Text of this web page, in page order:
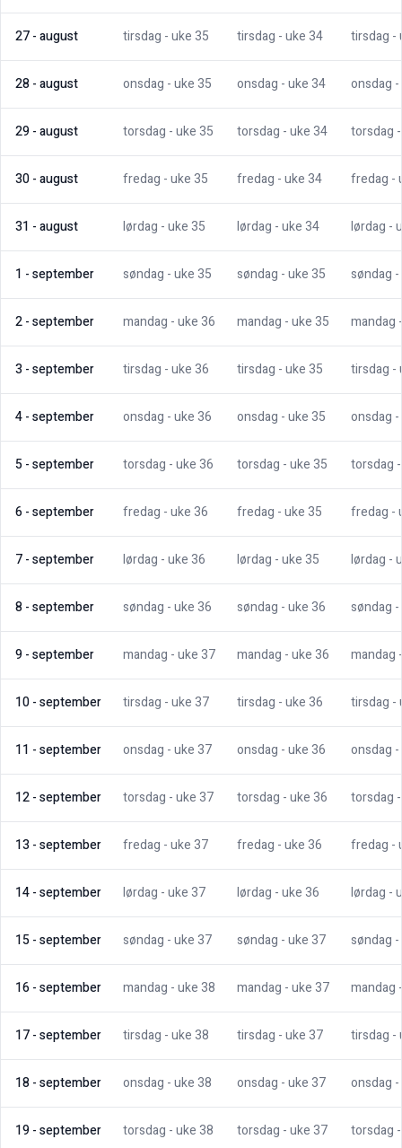
27-august tirsdag - uke35 tirsdag - uke34 tirsdag -
28-august onsdag - uke35 onsdag - uke34 onsdag
29-august torsdag - uke35 torsdag - uke34 torsdag
30-august fredag - uke35 fredag - uke34 fredag -
31 -august lørdag - uke35 lørdag - uke34 lørdag -
1 -september søndag - uke35 søndag - uke35 søndag
2-september mandag - uke36 mandag - uke35 mandag
3 -september tirsdag - uke36 tirsdag - uke35 tirsdag -
4-september onsdag - uke36 onsdag - uke35 onsdag
5-september torsdag - uke36 torsdag - uke35 torsdag
6-september fredag - uke36 fredag - uke35 fredag -
7-september lørdag - uke36 lørdag - uke35 lørdag -
8-september søndag - uke36 søndag - uke36 søndag
9-september mandag - uke37 mandag - uke36 mandag
10-september tirsdag - uke37 tirsdag - uke36 tirsdag -
11 -september onsdag - uke37 onsdag - uke36 onsdag
12-september torsdag - uke37 torsdag - uke36 torsdag
13 -september fredag - uke37 fredag - uke36 fredag -
14-september lørdag - uke37 lørdag - uke36 lørdag -
15-september søndag - uke37 søndag - uke37 søndag
16-september mandag - uke38 mandag - uke37 mandag
17-september tirsdag - uke38 tirsdag - uke37 tirsdag -
18-september onsdag - uke38 onsdag - uke37 onsdag
19-september torsdag - uke38 torsdag - uke37 torsdag